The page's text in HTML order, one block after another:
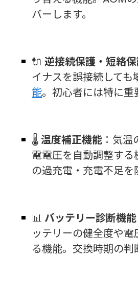
バーします。
🔌逆接続保護・短絡
イナスを誤接続しても
能。初心者には特に重
🌡️温度補正機能 ：気
電電圧を自動調整す
の過充電・充電不足を
📊 バッテリー診断機能
ッテリーの健全度や
る機能。交換時期の判